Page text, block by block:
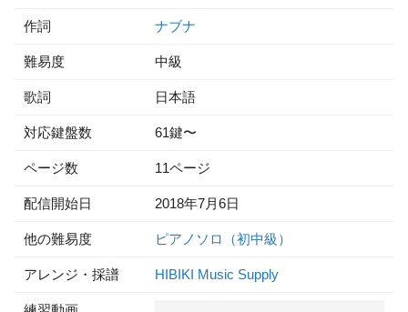
作詞 ナブナ
難易度 中級
歌詞 日本語
対応鍵盤数 61鍵〜
ページ数 11ページ
配信開始日 2018年7月6日
他の難易度 ピアノソロ（初中級）
アレンジ・採譜 HIBIKI Music Supply